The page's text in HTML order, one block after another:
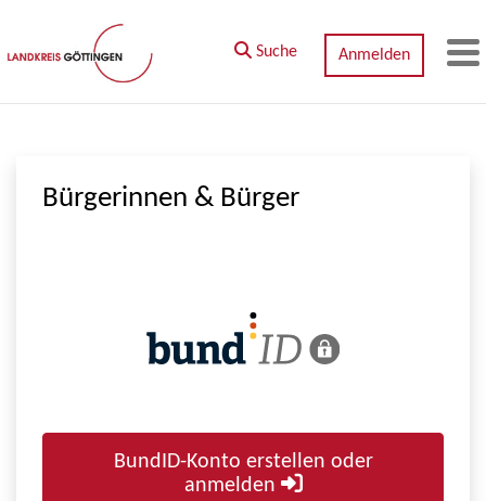
Zum Hauptinhalt springen
Suche Anmelden
Bürgerinnen & Bürger
BundID-Konto erstellen oder
anmelden